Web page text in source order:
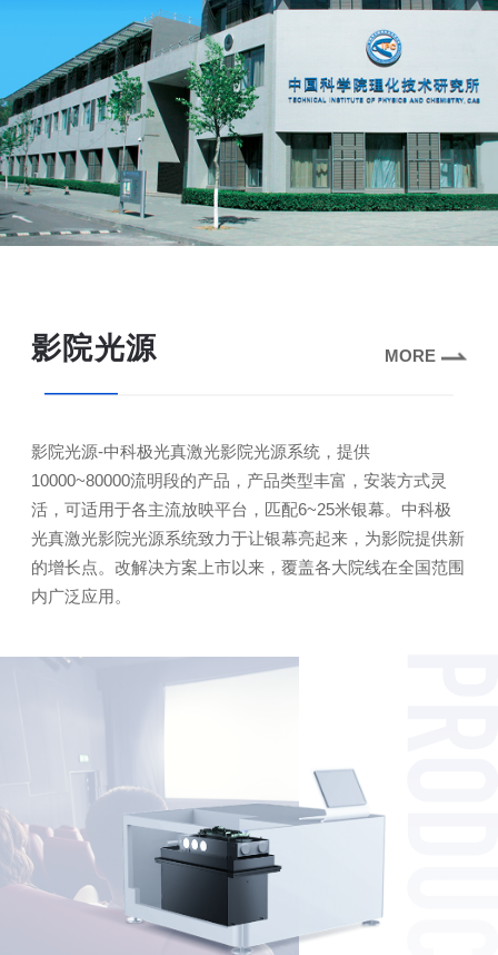
影院光源 MORE
影院光源-中科极光真激光影院光源系统，提供
10000~80000流明段的产品，产品类型丰富，安装方式灵
活，可适用于各主流放映平台，匹配6~25米银幕。中科极
光真激光影院光源系统致力于让银幕亮起来，为影院提供新
的增长点。改解决方案上市以来，覆盖各大院线在全国范围
内广泛应用。